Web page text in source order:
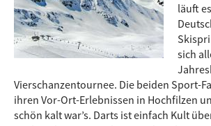
läuft
sich
Vierschanzentournee. Die beiden Sport-
ihren Vor-Ort-Erlebnissen in Hochfilzen
schön kalt war’s. Darts ist einfach Kult